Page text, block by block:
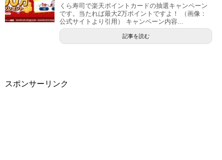
くら寿司で楽天ポイントカードの抽選キャンペーン
です。当たれば最大2万ポイントですよ！ （画像：
公式サイトより引用） キャンペーン内容...
記事を読む
スポンサーリンク